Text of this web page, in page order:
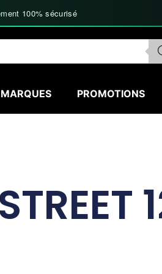
100% sécurisé
MARQUES PROMOTIONS